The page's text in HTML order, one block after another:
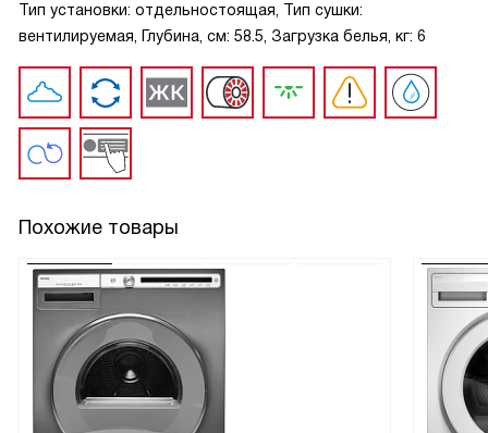
Тип установки: отдельностоящая, Тип сушки:
вентилируемая, Глубина, см: 58.5, Загрузка белья, кг: 6
Похожие товары